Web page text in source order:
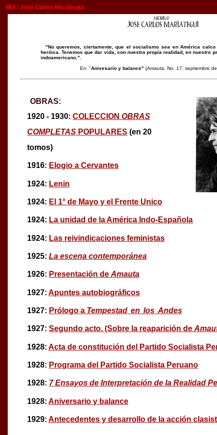
MIA: José Carlos Mariátegui
"No queremos, ciertamente, que el socialismo sea en América
heróica. Tenemos que dar vida, con nuestra propia realidad, en nuestro
indoamericano.".
En: "Anivesario y balance" (Amauta , No. 17, septiembre
OBRAS:
1920 - 1930:COLECCIONOBRAS
COMPLETAS POPULARES (en 20
tomos)
1916: Elogio a Cervantes
1924: Lenin
1924: El 1° de Mayo y el Frente Unico
1924: La unidad de la América Indo-Española
1924: Las reivindicaciones feministas
1925:La escena contemporánea
1926: Presentación deAmauta
1927:Apuntes autobiográficos
1927: Prólogo a Tempestad en los Andes
1927:Segundo acto. (Sobre la reaparición de
1928:Acta de constitución del Partido Socialista
1928: Programa del Partido Socialista Peruano
1928: 7 Ensayos de Interpretación de la Realidad
1928:Aniversario y balance
1929:Antecedentes y desarrollo de la acción